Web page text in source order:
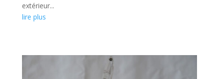
extérieur...
lire plus